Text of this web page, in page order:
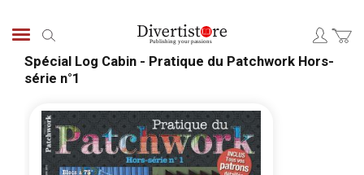
Spécial Log Cabin - Pratique du Patchwork Hors-
série n°1